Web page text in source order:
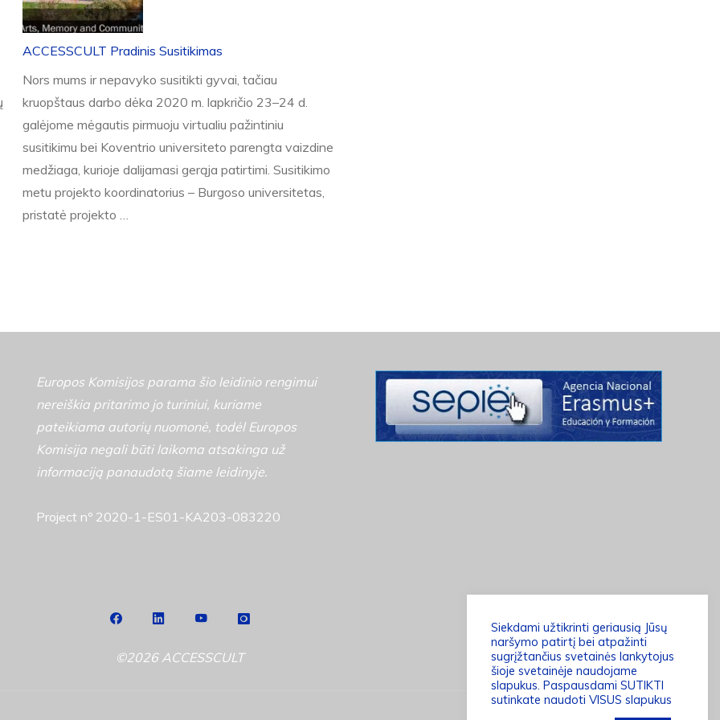
ACCESSCULT Pradinis Susitikimas
Nors mums ir nepavyko susitikti gyvai, tačiau
kruopštaus darbo dėka 2020 m. lapkričio 23–24 d.
galėjome mėgautis pirmuoju virtualiu pažintiniu
susitikimu bei Koventrio universiteto parengta vaizdine
medžiaga, kurioje dalijamasi gerąja patirtimi. Susitikimo
metu projekto koordinatorius – Burgoso universitetas,
pristatė projekto …
Europos Komisijos parama šio leidinio rengimui
nereiškia pritarimo jo turiniui, kuriame
pateikiama autorių nuomonė, todėl Europos
Komisija negali būti laikoma atsakinga už
informaciją panaudotą šiame leidinyje.
Project nº 2020-1-ES01-KA203-083220
©2026 ACCESSCULT
Siekdami užtikrinti geriausią Jūsų
naršymo patirtį bei atpažinti
sugrįžtančius svetainės lankytojus
šioje svetainėje naudojame
slapukus. Paspausdami SUTIKTI
sutinkate naudoti VISUS slapukus